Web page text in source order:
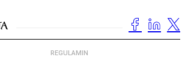
REGULAMIN